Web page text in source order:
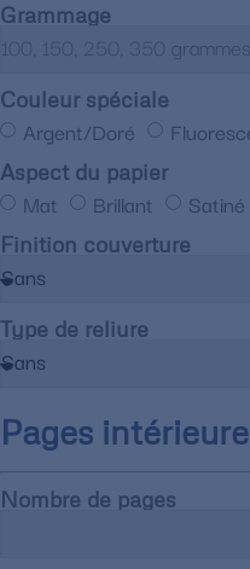
Grammage
Couleur spéciale
Argent/Doré
Aspect du papier
Mat Brillant Satiné
Finition couverture
Type de reliure
Pages
Nombre de pages